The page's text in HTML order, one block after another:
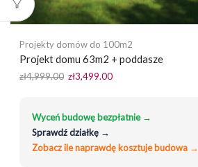
Projekty domów do 100m2
Projekt domu 63m2 + poddasze
zł4,999.00 Pierwotna
zł4,999.00.
zł3,499.00Aktualna
zł3,499.00.
Wyceń budowę bezpłatnie →
Sprawdź działkę →
Zobacz ile naprawdę kosztuje budowa →